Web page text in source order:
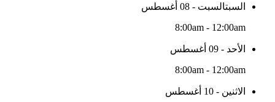
السبتالسبت - 08 أغسطس
8:00am - 12:00am
الأحد - 09 أغسطس
8:00am - 12:00am
الاثنين - 10 أغسطس